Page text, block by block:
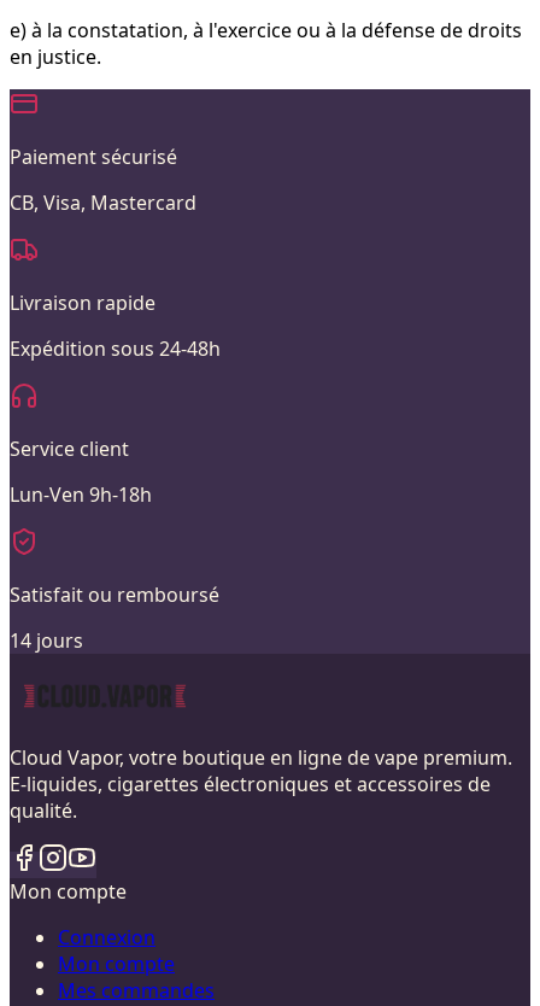
e) à la constatation, à l'exercice ou à la défense de droits
en justice.
Paiement sécurisé
CB, Visa, Mastercard
Livraison rapide
Expédition sous 24-48h
Service client
Lun-Ven 9h-18h
Satisfait ou remboursé
14 jours
Cloud Vapor, votre boutique en ligne de vape premium.
E-liquides, cigarettes électroniques et accessoires de
qualité.
Mon compte
Connexion
Mon compte
Mes commandes